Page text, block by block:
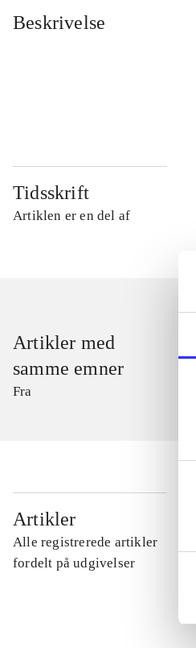
Beskrivelse
Tidsskrift
Artiklen er en del af
Artikler med
samme emner
Fra
Artikler
Alle registrerede artikler
fordelt på udgivelser